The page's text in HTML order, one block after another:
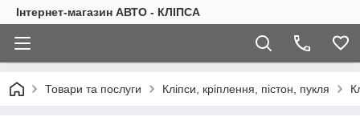
Інтернет-магазин АВТО - КЛІПСА
Товари та послуги Кліпси, кріплення, пістон, пукля